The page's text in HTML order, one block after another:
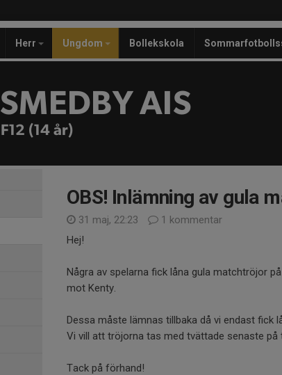
Herr Ungdom Bollekskola
SMEDBY AIS
F12 (14 år)
OBS! Inlämning av gula
31 maj, 22:23
1 kommentar
Hej!
Några av spelarna fick låna gula matchtröjor
mot Kenty.
Dessa måste lämnas tillbaka då vi endast fick
Vi vill att tröjorna tas med tvättade senaste på
Tack på förhand!